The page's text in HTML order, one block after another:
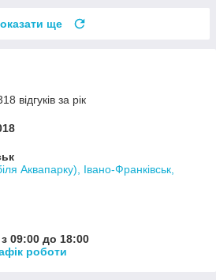
ще
відгуків за рік
Аквапарку), Івано-Франківськ,
09:00 до 18:00
роботи